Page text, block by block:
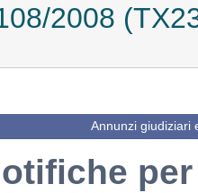
2008
Annunzi giudiziari